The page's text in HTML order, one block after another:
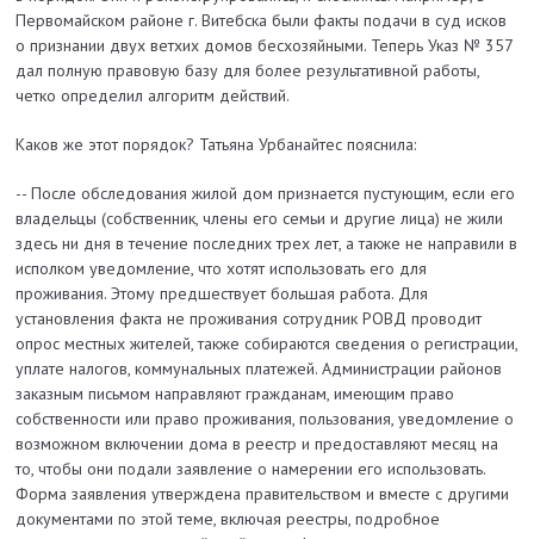
Первомайском районе г. Витебска были факты подачи в суд исков
о признании двух ветхих домов бесхозяйными. Теперь Указ № 357
дал полную правовую базу для более результативной работы,
четко определил алгоритм действий.
Каков же этот порядок? Татьяна Урбанайтес пояснила:
-- После обследования жилой дом признается пустующим, если его
владельцы (собственник, члены его семьи и другие лица) не жили
здесь ни дня в течение последних трех лет, а также не направили в
исполком уведомление, что хотят использовать его для
проживания. Этому предшествует большая работа. Для
установления факта не проживания сотрудник РОВД проводит
опрос местных жителей, также собираются сведения о регистрации,
уплате налогов, коммунальных платежей. Администрации районов
заказным письмом направляют гражданам, имеющим право
собственности или право проживания, пользования, уведомление о
возможном включении дома в реестр и предоставляют месяц на
то, чтобы они подали заявление о намерении его использовать.
Форма заявления утверждена правительством и вместе с другими
документами по этой теме, включая реестры, подробное